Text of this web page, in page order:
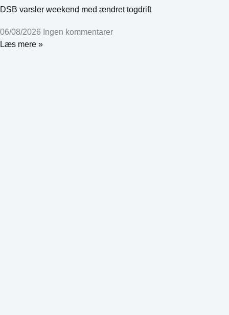
DSB varsler weekend med ændret togdrift
06/08/2026 Ingen kommentarer
Læs mere »